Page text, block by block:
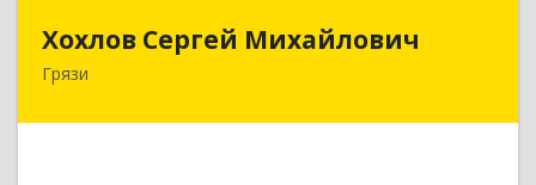
Хохлов Сергей Михайлович
Грязи
Хохлов Сергей Михайлович